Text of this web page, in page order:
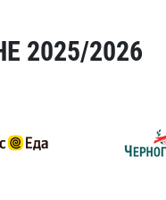
2025/2026